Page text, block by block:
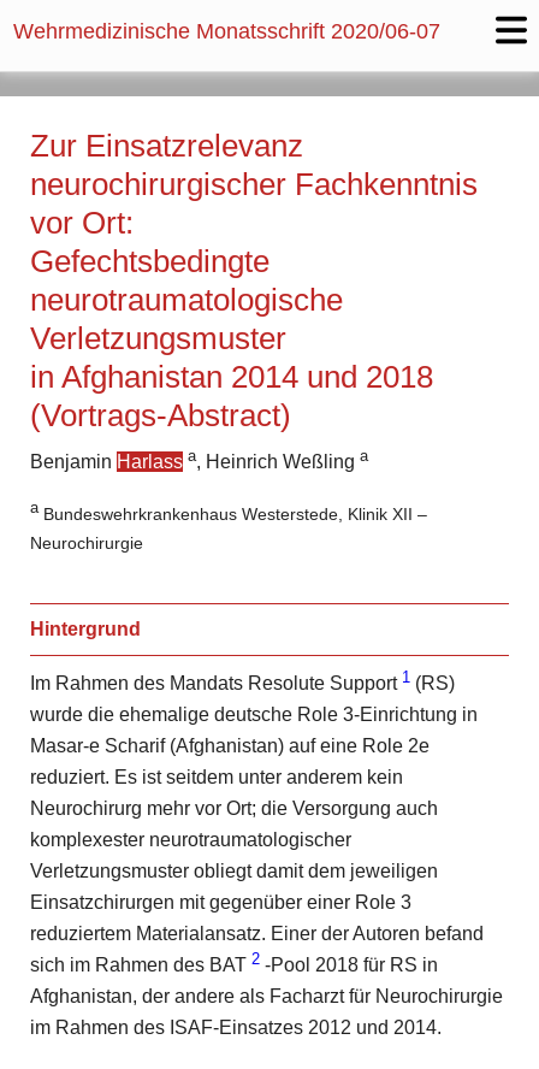
Wehrmedizinische Monatsschrift 2020/06-07
Zur Einsatzrelevanz
neurochirurgischer Fachkenntnis
vor Ort:
Gefechtsbedingte
neurotraumatologische
Verletzungsmuster
in Afghanistan 2014 und 2018
(Vortrags-Abstract)
Benjamin Harlass a, Heinrich Weßling a
aBundeswehrkrankenhaus Westerstede, Klinik XII –
Neurochirurgie
Hintergrund
Im Rahmen des Mandats Resolute Support 1 (RS)
wurde die ehemalige deutsche Role 3-Einrichtung in
Masar-e Scharif (Afghanistan) auf eine Role 2e
reduziert. Es ist seitdem unter anderem kein
Neurochirurg mehr vor Ort; die Versorgung auch
komplexester neurotraumatologischer
Verletzungsmuster obliegt damit dem jeweiligen
Einsatzchirurgen mit gegenüber einer Role 3
reduziertem Materialansatz. Einer der Autoren befand
sich im Rahmen des BAT 2 -Pool 2018 für RS in
Afghanistan, der andere als Facharzt für Neurochirurgie
im Rahmen des ISAF-Einsatzes 2012 und 2014.